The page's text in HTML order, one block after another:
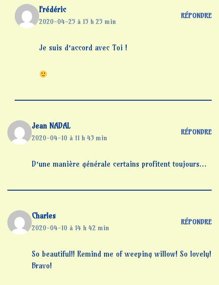
Frédéric
2020-04-25 à 15 h 25 min
RÉPONDRE
Je suis d’accord avec Toi !
Jean NADAL
2020-04-10 à 11 h 43 min
RÉPONDRE
D’une manière générale certains profitent toujours…
Charles
2020-04-10 à 14 h 42 min
RÉPONDRE
So beautiful!! Remind me of weeping willow! So lovely!
Bravo!